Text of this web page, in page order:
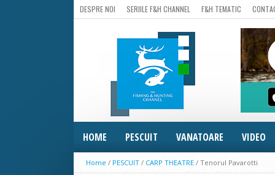
DESPRE NOI SERIILE F&H CHANNEL F&H TEMATIC
HOME PESCUIT VANATOARE VIDEO
Home / PESCUIT / CARP THEATRE / Tenorul Pavarotti